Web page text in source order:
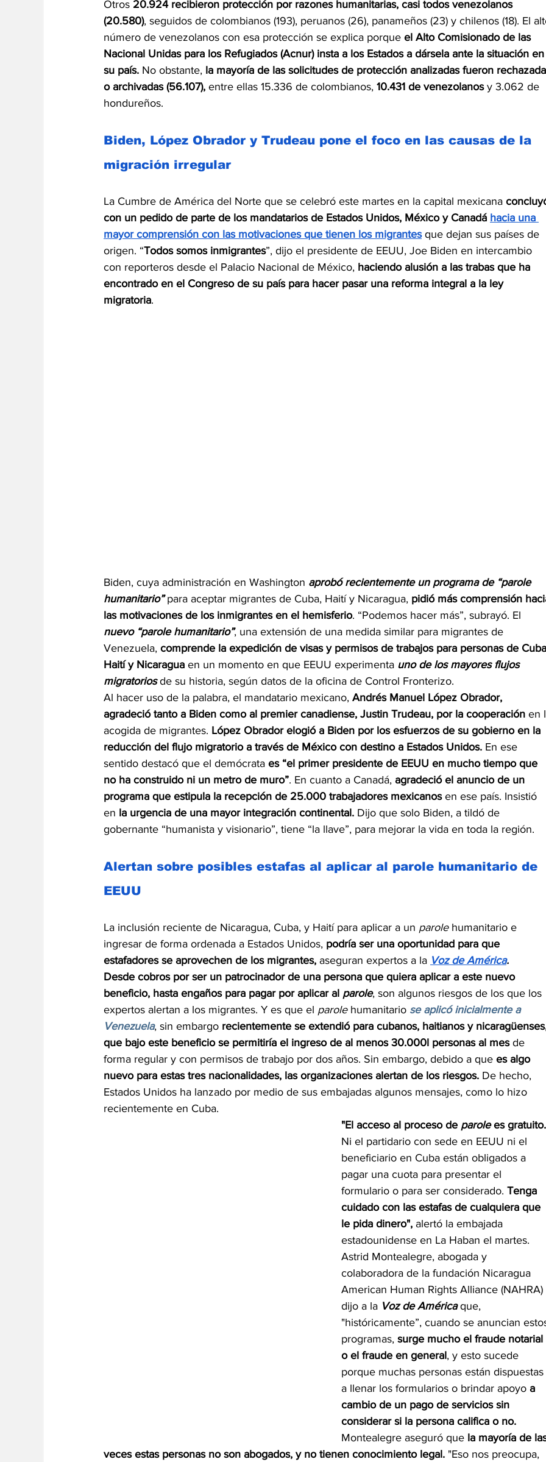
Otros 20.924 recibieron protección por razones humanitarias, casi todos venezolanos
(20.580), seguidos de colombianos (193), peruanos (26), panameños (23) y chilenos (18). El
número de venezolanos con esa protección se explica porque el Alto Comisionado de las
Nacional Unidas para los Refugiados (Acnur) insta a los Estados a dársela ante la situación
su país. No obstante, la mayoría de las solicitudes de protección analizadas fueron
o archivadas (56.107), entre ellas 15.336 de colombianos, 10.431 de venezolanos y 3.062 de
hondureños.
Biden, López Obrador y Trudeau pone el foco en las causas de la
migración irregular
La Cumbre de América del Norte que se celebró este martes en la capital mexicana
con un pedido de parte de los mandatarios de Estados Unidos, México y Canadá hacia una
mayor comprensión con las motivaciones que tienen los migrantes que dejan sus países de
origen. “Todos somos inmigrantes”, dijo el presidente de EEUU, Joe Biden en intercambio
con reporteros desde el Palacio Nacional de México, haciendo alusión a las trabas que ha
encontrado en el Congreso de su país para hacer pasar una reforma integral a la ley
migratoria.
Biden, cuya administración en Washington aprobó recientemente un programa de “parole
humanitario” para aceptar migrantes de Cuba, Haití y Nicaragua, pidió más comprensión
las motivaciones de los inmigrantes en el hemisferio. “Podemos hacer más”, subrayó. El
nuevo “parole humanitario”, una extensión de una medida similar para migrantes de
Venezuela, comprende la expedición de visas y permisos de trabajos para personas de
Haití y Nicaragua en un momento en que EEUU experimenta uno de los mayores flujos
migratorios de su historia, según datos de la oficina de Control Fronterizo.
Al hacer uso de la palabra, el mandatario mexicano, Andrés Manuel López Obrador,
agradeció tanto a Biden como al premier canadiense, Justin Trudeau, por la cooperación en
acogida de migrantes. López Obrador elogió a Biden por los esfuerzos de su gobierno en la
reducción del flujo migratorio a través de México con destino a Estados Unidos. En ese
sentido destacó que el demócrata es “el primer presidente de EEUU en mucho tiempo que
no ha construido ni un metro de muro”. En cuanto a Canadá, agradeció el anuncio de un
programa que estipula la recepción de 25.000 trabajadores mexicanos en ese país. Insistió
en la urgencia de una mayor integración continental. Dijo que solo Biden, a tildó de
gobernante “humanista y visionario”, tiene “la llave”, para mejorar la vida en toda la región.
Alertan sobre posibles estafas al aplicar al parole humanitario de
EEUU
La inclusión reciente de Nicaragua, Cuba, y Haití para aplicar a un parole humanitario e
ingresar de forma ordenada a Estados Unidos, podría ser una oportunidad para que
estafadores se aprovechen de los migrantes, aseguran expertos a la Voz de América.
Desde cobros por ser un patrocinador de una persona que quiera aplicar a este nuevo
beneficio, hasta engaños para pagar por aplicar al parole, son algunos riesgos de los que los
expertos alertan a los migrantes. Y es que el parole humanitario se aplicó inicialmente a
Venezuela, sin embargo recientemente se extendió para cubanos, haitianos y
que bajo este beneficio se permitiría el ingreso de al menos 30.000l personas al mes de
forma regular y con permisos de trabajo por dos años. Sin embargo, debido a que es algo
nuevo para estas tres nacionalidades, las organizaciones alertan de los riesgos. De hecho,
Estados Unidos ha lanzado por medio de sus embajadas algunos mensajes, como lo hizo
recientemente en Cuba.
"El acceso al proceso de parole es gratuito.
Ni el partidario con sede en EEUU ni el
beneficiario en Cuba están obligados a
pagar una cuota para presentar el
formulario o para ser considerado. Tenga
cuidado con las estafas de cualquiera que
le pida dinero", alertó la embajada
estadounidense en La Haban el martes.
Astrid Montealegre, abogada y
colaboradora de la fundación Nicaragua
American Human Rights Alliance (NAHRA)
dijo a la Voz de América que,
"históricamente”, cuando se anuncian
programas, surge mucho el fraude notarial
o el fraude en general, y esto sucede
porque muchas personas están dispuestas
a llenar los formularios o brindar apoyo a
cambio de un pago de servicios sin
considerar si la persona califica o no.
Montealegre aseguró que la mayoría de
veces estas personas no son abogados, y no tienen conocimiento legal. "Eso nos preocupa,